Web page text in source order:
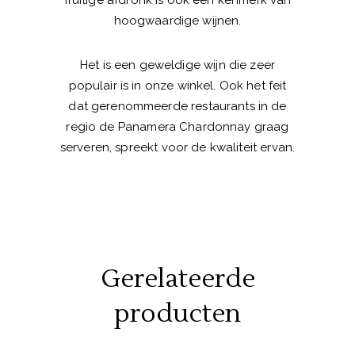
hoogwaardige wijnen.
Het is een geweldige wijn die zeer
populair is in onze winkel. Ook het feit
dat gerenommeerde restaurants in de
regio de Panamera Chardonnay graag
serveren, spreekt voor de kwaliteit ervan.
Gerelateerde
producten